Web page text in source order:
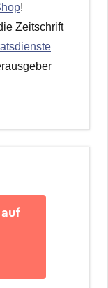
!
Zeitschrift